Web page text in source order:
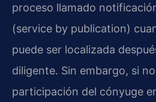
proceso llamado
(service by publication)
puede ser localizada
diligente. Sin embargo, si
participación del cónyuge